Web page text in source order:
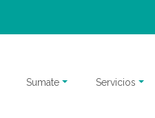
Sumate Servicios